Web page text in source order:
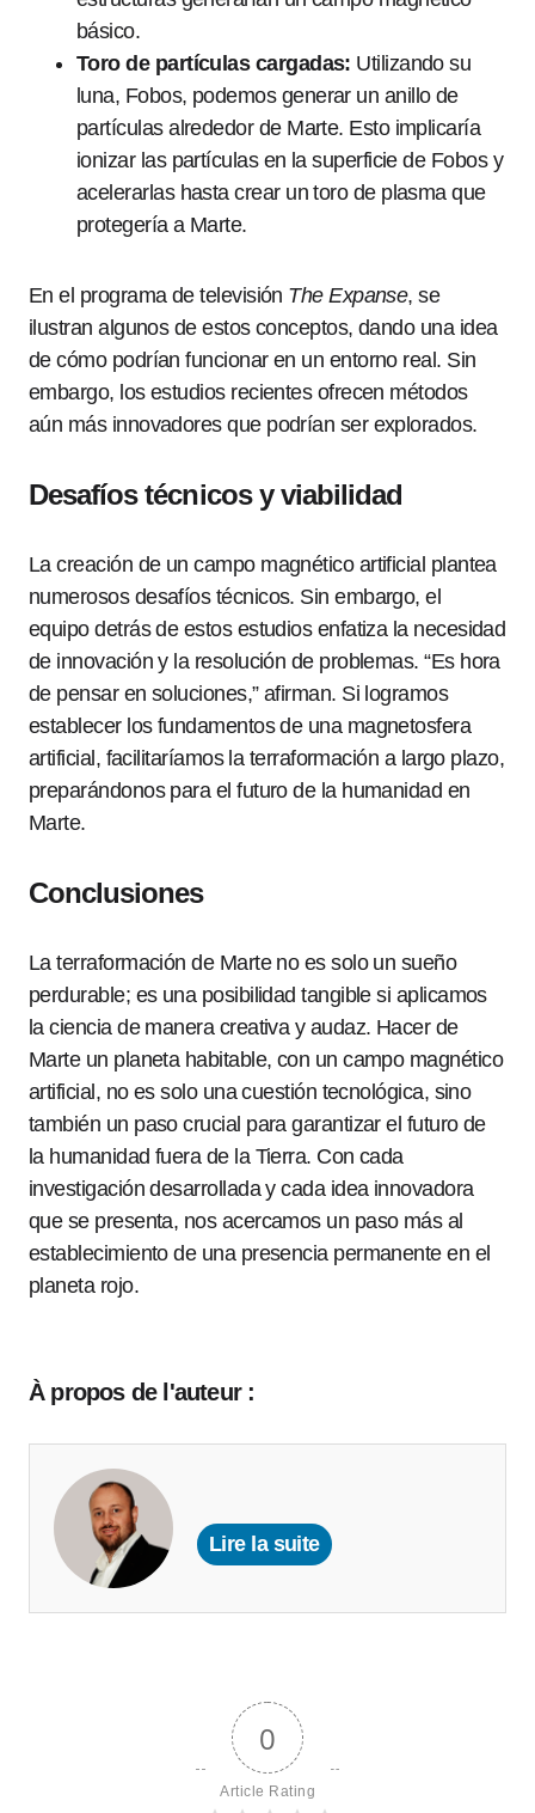
básico.
Toro de partículas cargadas: Utilizando su
luna, Fobos, podemos generar un anillo de
partículas alrededor de Marte. Esto implicaría
ionizar las partículas en la superficie de Fobos y
acelerarlas hasta crear un toro de plasma que
protegería a Marte.
En el programa de televisión The Expanse, se
ilustran algunos de estos conceptos, dando una idea
de cómo podrían funcionar en un entorno real. Sin
embargo, los estudios recientes ofrecen métodos
aún más innovadores que podrían ser explorados.
Desafíos técnicos y viabilidad
La creación de un campo magnético artificial plantea
numerosos desafíos técnicos. Sin embargo, el
equipo detrás de estos estudios enfatiza la necesidad
de innovación y la resolución de problemas. “Es hora
de pensar en soluciones,” afirman. Si logramos
establecer los fundamentos de una magnetosfera
artificial, facilitaríamos la terraformación a largo plazo,
preparándonos para el futuro de la humanidad en
Marte.
Conclusiones
La terraformación de Marte no es solo un sueño
perdurable; es una posibilidad tangible si aplicamos
la ciencia de manera creativa y audaz. Hacer de
Marte un planeta habitable, con un campo magnético
artificial, no es solo una cuestión tecnológica, sino
también un paso crucial para garantizar el futuro de
la humanidad fuera de la Tierra. Con cada
investigación desarrollada y cada idea innovadora
que se presenta, nos acercamos un paso más al
establecimiento de una presencia permanente en el
planeta rojo.
À propos de l'auteur :
Lire la suite
0
Article Rating